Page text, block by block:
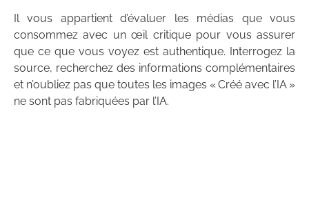
Il vous appartient d’évaluer les médias que vous
consommez avec un œil critique pour vous assurer
que ce que vous voyez est authentique. Interrogez la
source, recherchez des informations complémentaires
et n’oubliez pas que toutes les images « Créé avec l’IA »
ne sont pas fabriquées par l’IA.